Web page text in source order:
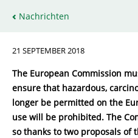
Nachrichten
21 SEPTEMBER 2018
The European Commission
ensure that hazardous,
longer be permitted on the
use will be prohibited. The
so thanks to two proposals of